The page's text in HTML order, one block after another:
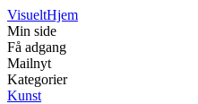
VisueltHjem
Min side
Få adgang
Mailnyt
Kategorier
Kunst